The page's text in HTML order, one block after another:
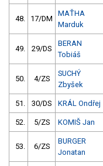
48. 17/DM
MAŤHA
Marduk
49. 29/DS
BERAN
Tobiáš
50. 4/ZS
SUCHÝ
Zbyšek
51. 30/DS KRÁL Ondřej
52. 5/ZS KOMIŠ Jan
53. 6/ZS
BURGER
Jonatan